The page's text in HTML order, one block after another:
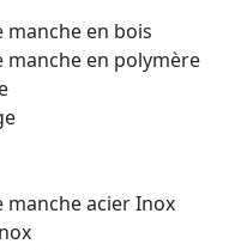
manche en bois
manche en polymère
manche acier Inox